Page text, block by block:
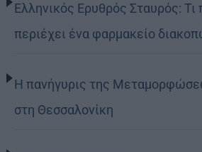
Ελληνικός Ερυθρός Σταυρός: Τι
περιέχει ένα φαρμακείο
Η πανήγυρις της
στη Θεσσαλονίκη